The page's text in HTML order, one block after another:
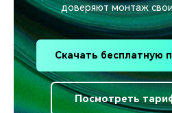
доверяют монтаж
Скачать бесплатную
Посмотреть